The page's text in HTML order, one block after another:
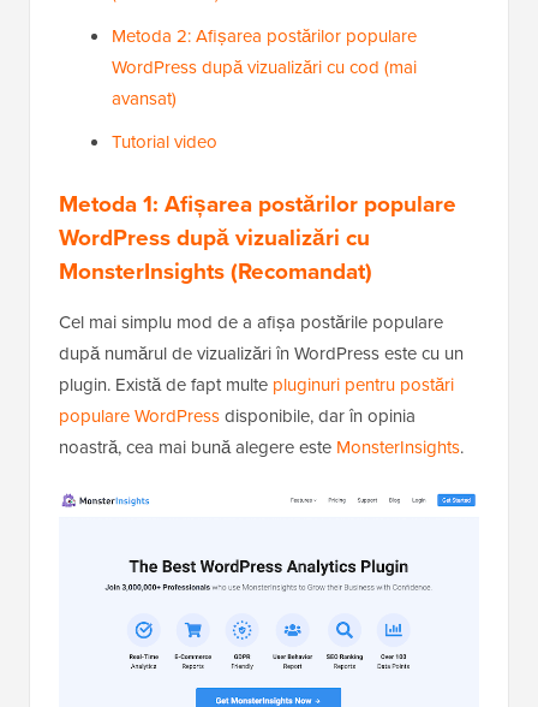
Metoda 2: Afișarea postărilor populare
WordPress după vizualizări cu cod (mai
avansat)
Tutorial video
Metoda 1: Afișarea postărilor populare
WordPress după vizualizări cu
MonsterInsights (Recomandat)
Cel mai simplu mod de a afișa postările populare
după numărul de vizualizări în WordPress este cu un
plugin. Există de fapt multe pluginuri pentru postări
populare WordPressdisponibile, dar în opinia
noastră, cea mai bună alegere este MonsterInsights.